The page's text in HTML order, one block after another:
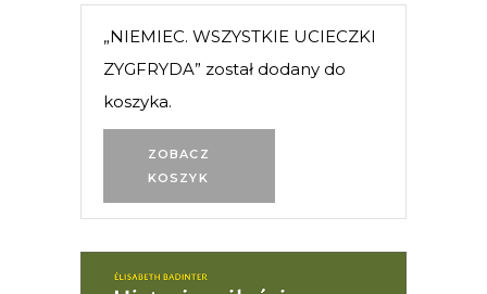
ZOBACZ
KOSZYK
„NIEMIEC. WSZYSTKIE UCIECZKI
ZYGFRYDA” został dodany do
koszyka.